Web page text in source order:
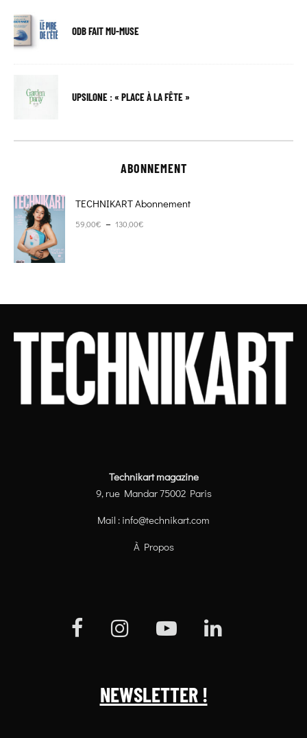
ODB FAIT MU-MUSE
UPSILONE : « PLACE À LA FÊTE »
ABONNEMENT
TECHNIKART Abonnement
59,00€ – 130,00€
Technikart magazine
9, rue Mandar 75002 Paris
Mail : info@technikart.com
À Propos
NEWSLETTER !